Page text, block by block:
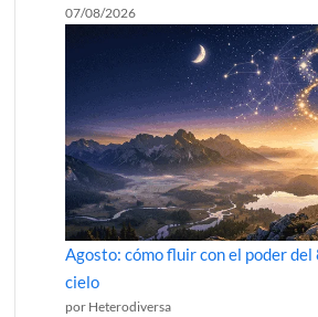
07/08/2026
Agosto: cómo fluir con el poder del
cielo
por Heterodiversa